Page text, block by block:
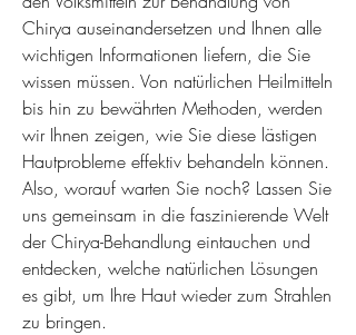
Chirya auseinandersetzen und Ihnen alle
wichtigen Informationen liefern, die Sie
wissen müssen. Von natürlichen Heilmitteln
bis hin zu bewährten Methoden, werden
wir Ihnen zeigen, wie Sie diese lästigen
Hautprobleme effektiv behandeln können.
Also, worauf warten Sie noch? Lassen Sie
uns gemeinsam in die faszinierende Welt
der Chirya-Behandlung eintauchen und
entdecken, welche natürlichen Lösungen
es gibt, um Ihre Haut wieder zum Strahlen
zu bringen.